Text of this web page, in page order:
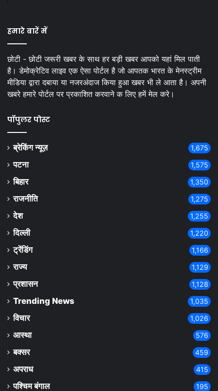
हमारे बारें में
छोटी - छोटी जरूरी खबर के साथ हर बड़ी खबर आपको यहां मिल पाती
है। डेमोक्रेटिव लाइव एक ऐसा पोर्टल है जो आपतक भारत के मेनस्ट्रीम
मीडिया द्वारा दबाया या नजरअंदाज किया हुआ खबर भी ले आता है। अपनी
खबरे हमारे पोर्टल पर प्रकाशित करवाने क लिए हमें मेल करे।
पॉपुलर पोस्ट
ब्रेकिंग न्यूज़ 1,675
पटना 1,575
बिहार 1,350
राजनीति 1,275
देश 1,255
दिल्ली 1,220
ट्रेंडिंग 1,166
राज्य 1,129
प्रशासन 1,128
Trending News 1,035
विचार 1,026
आस्था 576
बक्सर 459
अपराध 415
पश्चिम बंगाल 195